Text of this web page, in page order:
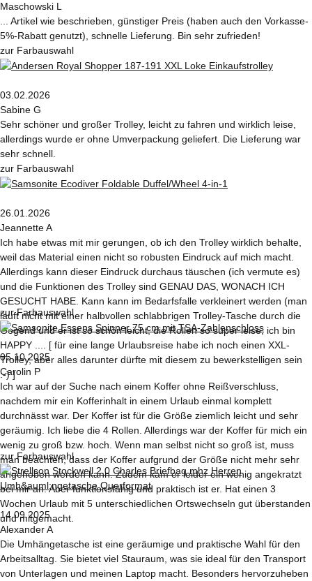
Maschowski L
... Artikel wie beschrieben, günstiger Preis (haben auch den Vorkasse-
5%-Rabatt genutzt), schnelle Lieferung. Bin sehr zufrieden!
zur Farbauswahl
03.02.2026
Sabine G
Sehr schöner und großer Trolley, leicht zu fahren und wirklich leise,
allerdings wurde er ohne Umverpackung geliefert. Die Lieferung war
sehr schnell.
zur Farbauswahl
26.01.2026
Jeannette A
Ich habe etwas mit mir gerungen, ob ich den Trolley wirklich behalte,
weil das Material einen nicht so robusten Eindruck auf mich macht.
Allerdings kann dieser Eindruck durchaus täuschen (ich vermute es)
und die Funktionen des Trolley sind GENAU DAS, WONACH ICH
GESUCHT HABE. Kann kann im Bedarfsfalle verkleinert werden (man
läuft nicht mit einer halbvollen schlabbrigen Trolley-Tasche durch die
Gegend und er ist so schön leicht, die Rollen so super leise, ich bin
HAPPY .... [ für eine lange Urlaubsreise habe ich noch einen XXL-
Trolley, aber alles darunter dürfte mit diesem zu bewerkstelligen sein
:-) ]
zur Farbauswahl
05.10.2025
Carolin P
Ich war auf der Suche nach einem Koffer ohne Reißverschluss,
nachdem mir ein Kofferinhalt in einem Urlaub einmal komplett
durchnässt war. Der Koffer ist für die Größe ziemlich leicht und sehr
geräumig. Ich liebe die 4 Rollen. Allerdings war der Koffer für mich ein
wenig zu groß bzw. hoch. Wenn man selbst nicht so groß ist, muss
man beachten, dass der Koffer aufgrund der Größe nicht mehr sehr
angehoben werden kann. Zudem kam er leider ein wenig angekratzt
bei mir an. Aber funktionsfähig und praktisch ist er. Hat einen 3
Wochen Urlaub mit 5 unterschiedlichen Ortswechseln gut überstanden
und mitgemacht.
zur Farbauswahl
14.09.2025
Alexander A
Die Umhängetasche ist eine geräumige und praktische Wahl für den
Arbeitsalltag. Sie bietet viel Stauraum, was sie ideal für den Transport
von Unterlagen und meinen Laptop macht. Besonders hervorzuheben